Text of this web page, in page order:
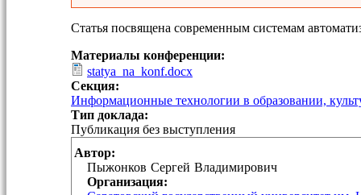
Статья посвящена современным системам
Материалы конференции:
statya_na_konf.docx
Секция:
Информационные технологии в образовании,
Тип доклада:
Публикация без выступления
Автор:
Пыжонков Сергей Владимирович
Организация: